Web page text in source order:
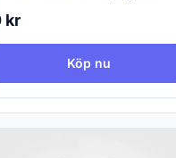
kr
Köp nu